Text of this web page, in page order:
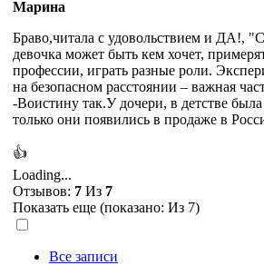
Марина
Браво,читала с удовольствием и ДА!,
девочка может быть кем хочет,
профессии, играть разные роли.
на безопасном расстоянии – важная
-Воистину так.У дочери, в детстве
только они появились в продаже в
👍
Loading...
Отзывов: 7 Из 7
Показать еще (показано: Из 7)
Все записи